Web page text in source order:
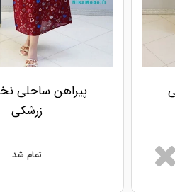
پیراهن ساحلی
زرشکی
تمام شد